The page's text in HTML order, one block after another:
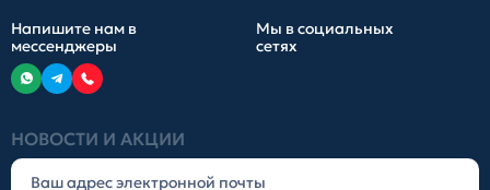
НОВОСТИ И АКЦИИ
Напишите нам в
мессенджеры
Мы в социальных
сетях